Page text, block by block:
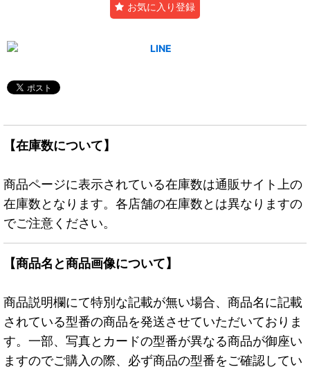
お気に入り登録
【在庫数について】
商品ページに表示されている在庫数は通販サイト上の
在庫数となります。各店舗の在庫数とは異なりますの
でご注意ください。
【商品名と商品画像について】
商品説明欄にて特別な記載が無い場合、商品名に記載
されている型番の商品を発送させていただいておりま
す。一部、写真とカードの型番が異なる商品が御座い
ますのでご購入の際、必ず商品の型番をご確認してい